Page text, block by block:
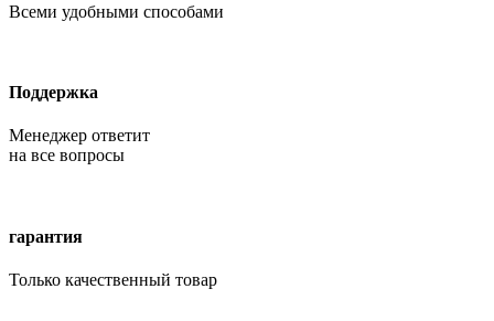
Всеми удобными способами
Поддержка
Менеджер ответит
на все вопросы
гарантия
Только качественный товар